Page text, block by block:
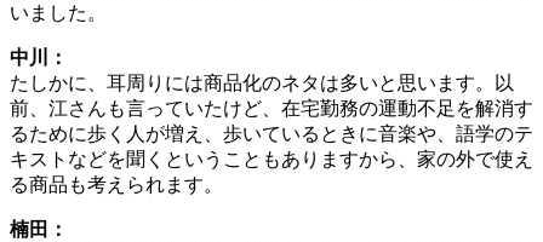
いました。
中川：
たしかに、耳周りには商品化のネタは多いと思います。以
前、江さんも言っていたけど、在宅勤務の運動不足を解消す
るために歩く人が増え、歩いているときに音楽や、語学のテ
キストなどを聞くということもありますから、家の外で使え
る商品も考えられます。
楠田：